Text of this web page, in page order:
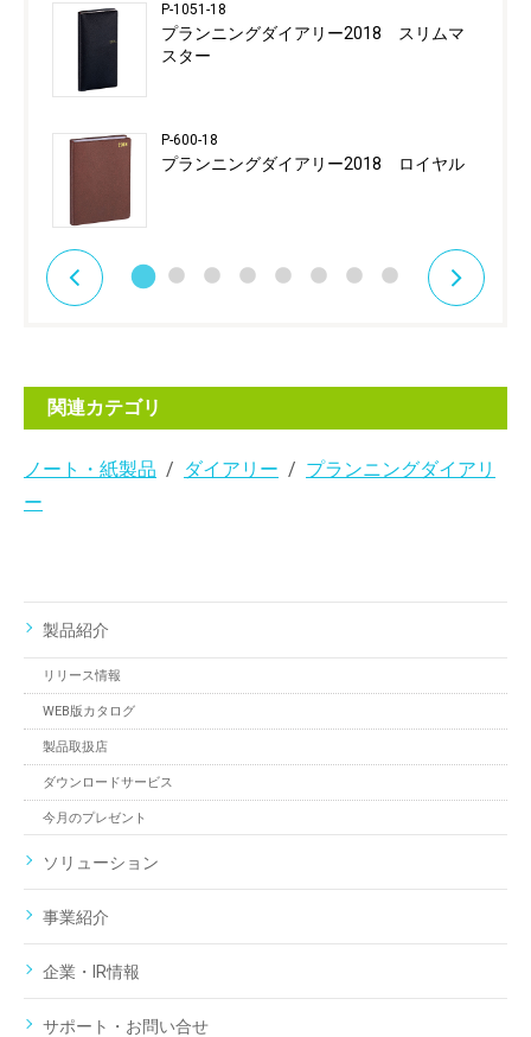
P-1051-18
プランニングダイアリー2018 スリムマ
スター
P-600-18
プランニングダイアリー2018 ロイヤル
関連カテゴリ
ノート・紙製品 ダイアリー
プランニングダイアリ
ー
製品紹介
リリース情報
WEB版カタログ
製品取扱店
ダウンロードサービス
今月のプレゼント
ソリューション
事業紹介
企業・IR情報
サポート・お問い合せ